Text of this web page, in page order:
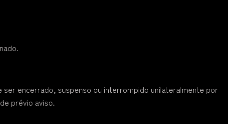
encerrado, suspenso ou interrompido unilateralmente por
prévio aviso.